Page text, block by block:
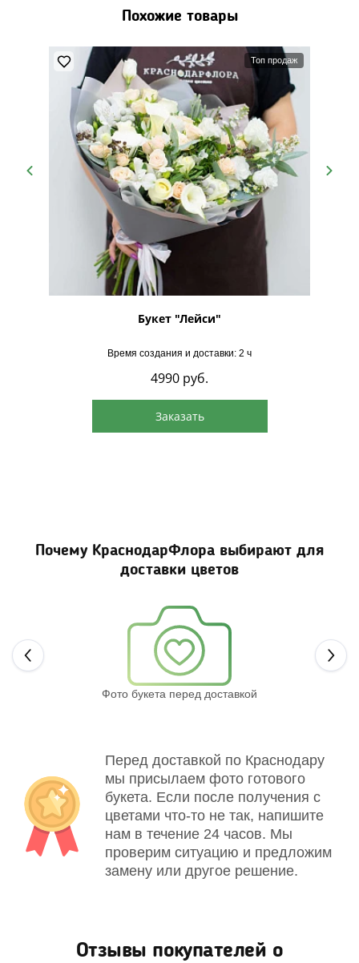
Похожие товары
Топ продаж
Букет "Лейси"
Время создания и доставки: 2 ч
4990 руб.
Заказать
Почему КраснодарФлора выбирают для
доставки цветов
Фото букета перед доставкой
Перед доставкой по Краснодару
мы присылаем фото готового
букета. Если после получения с
цветами что-то не так, напишите
нам в течение 24 часов. Мы
проверим ситуацию и предложим
замену или другое решение.
Отзывы покупателей о